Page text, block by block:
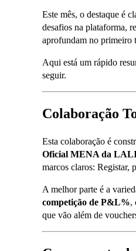
Este mês, o destaque é
desafios na plataforma,
aprofundam no primeiro
Aqui está um rápido
seguir.
Colaboração
Esta colaboração é
Oficial MENA da
marcos claros: Registar,
A melhor parte é a
competição de P&L%,
que vão além de